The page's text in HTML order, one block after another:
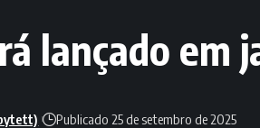
lançado em
Publicado 25 de setembro de 2025